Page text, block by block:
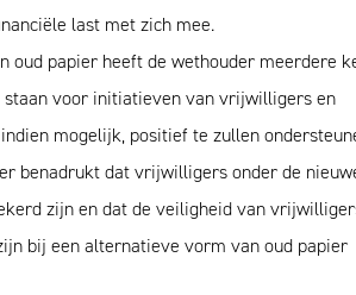
last met zich mee.
oud papier heeft de wethouder meerdere
staan voor initiatieven van vrijwilligers en
mogelijk, positief te zullen
benadrukt dat vrijwilligers onder de
zijn en dat de veiligheid van
bij een alternatieve vorm van oud papier